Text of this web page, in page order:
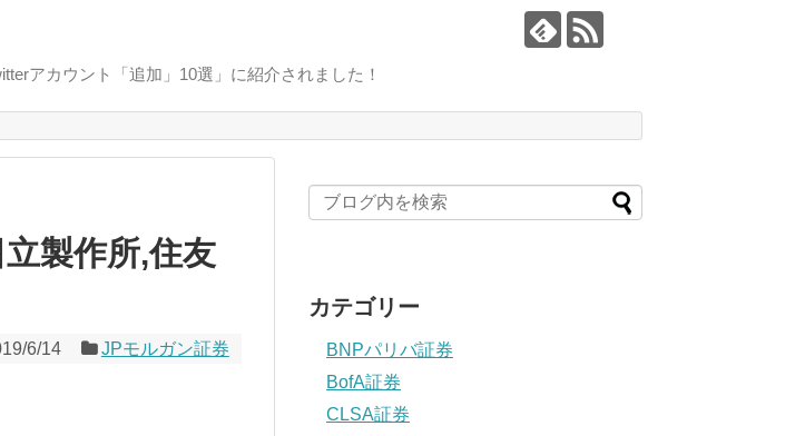
アカウント「追加」10選」に紹介されました！
製作所,住友
6/14 JPモルガン証券
カテゴリー
BNPパリバ証券
BofA証券
CLSA証券